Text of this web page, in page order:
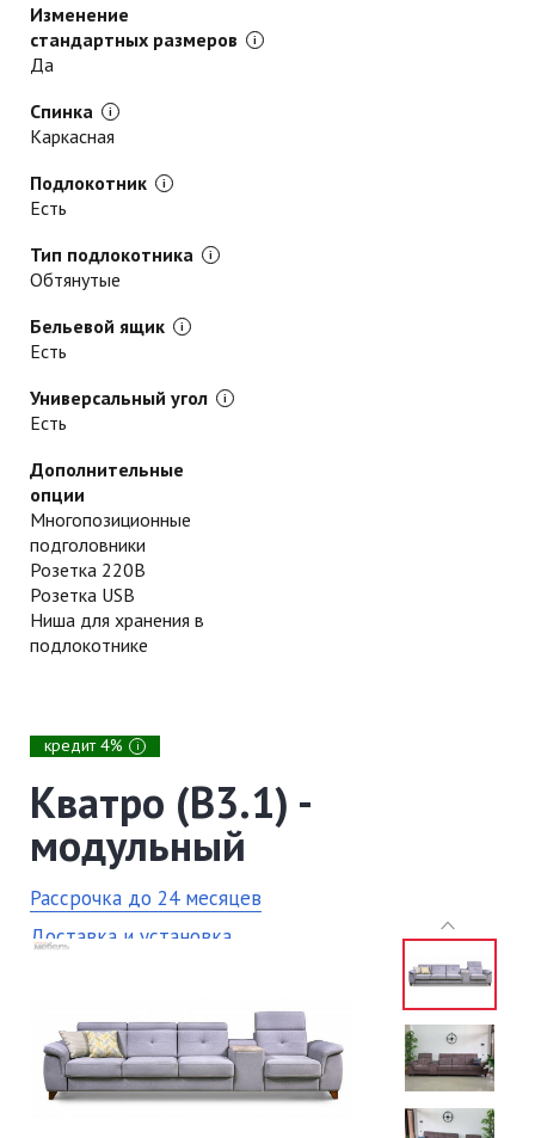
Изменение
стандартных размеров
Да
Спинка
Каркасная
Подлокотник
Есть
Тип подлокотника
Обтянутые
Бельевой ящик
Есть
Универсальный угол
Есть
Дополнительные
опции
Многопозиционные
подголовники
Розетка 220В
Розетка USB
Ниша для хранения в
подлокотнике
кредит 4% i
Кватро (В3.1) -
модульный
Рассрочка до 24 месяцев
Доставка и установка